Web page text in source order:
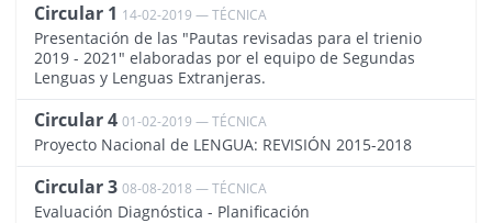
Circular 1 14-02-2019 — TÉCNICA
Presentación de las "Pautas revisadas para el trienio
2019 - 2021" elaboradas por el equipo de Segundas
Lenguas y Lenguas Extranjeras.
Circular 4 01-02-2019 — TÉCNICA
Proyecto Nacional de LENGUA: REVISIÓN 2015-2018
Circular 3 08-08-2018 — TÉCNICA
Evaluación Diagnóstica - Planificación